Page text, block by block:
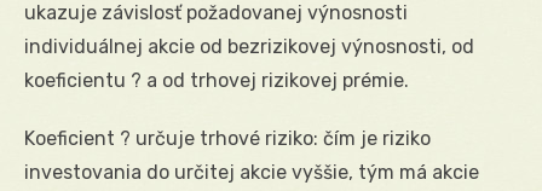
ukazuje závislosť požadovanej výnosnosti
individuálnej akcie od bezrizikovej výnosnosti, od
koeficientu ? a od trhovej rizikovej prémie.
Koeficient ? určuje trhové riziko: čím je riziko
investovania do určitej akcie vyššie, tým má akcie